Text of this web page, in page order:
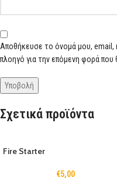
Αποθήκευσε το όνομά μου, email,
πλοηγό για την επόμενη φορά
Σχετικά προϊόντα
Fire Starter
€5,00